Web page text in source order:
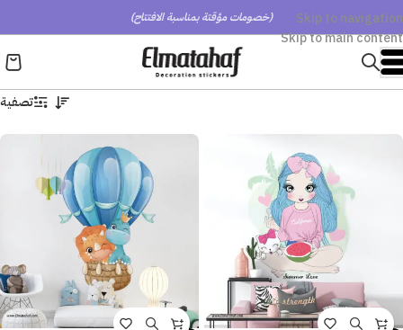
Skip to navigation
Skip to main content
(خصومات مؤقتة بمناسبة الافتتاح)
تصفية